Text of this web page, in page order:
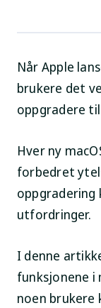
Når Apple
brukere det
oppgradere til
Hver ny
forbedret
oppgradering
utfordringer.
I denne
funksjonene i
noen brukere